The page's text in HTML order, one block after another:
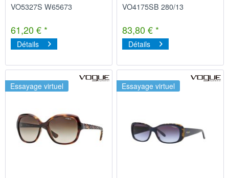
VO5327S W65673
61,20 € *
Détails
VO4175SB 280/13
83,80 € *
Détails
Essayage virtuel Essayage virtuel